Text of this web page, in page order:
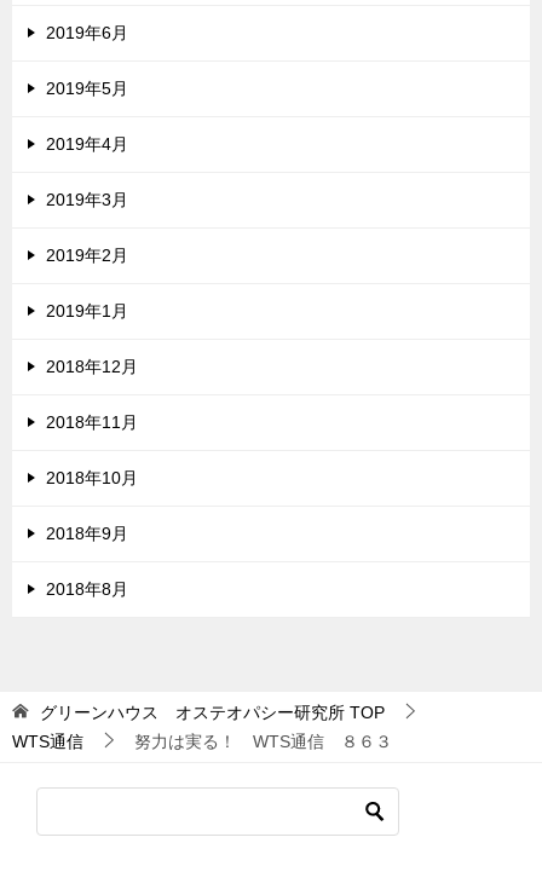
2019年6月
2019年5月
2019年4月
2019年3月
2019年2月
2019年1月
2018年12月
2018年11月
2018年10月
2018年9月
2018年8月
グリーンハウス オステオパシー研究所 TOP
WTS通信
努力は実る！ WTS通信 ８６３